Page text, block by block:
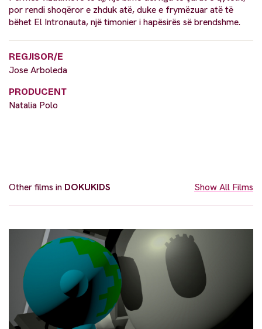
por rendi shoqëror e zhduk atë, duke e frymëzuar atë të
bëhet El Intronauta, një timonier i hapësirës së brendshme.
REGJISOR/E
Jose Arboleda
PRODUCENT
Natalia Polo
Other films in DOKUKIDS Show All Films